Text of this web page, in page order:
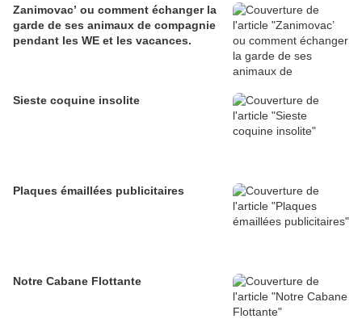
Zanimovac’ ou comment échanger la
garde de ses animaux de compagnie
pendant les WE et les vacances.
Sieste coquine insolite
Plaques émaillées publicitaires
Notre Cabane Flottante